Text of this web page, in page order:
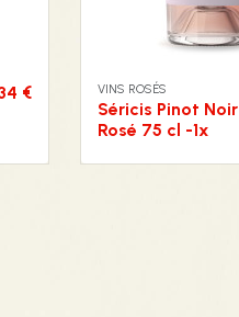
€ VINS ROSÉS
Séricis Pinot Noir
Rosé 75 cl -1x